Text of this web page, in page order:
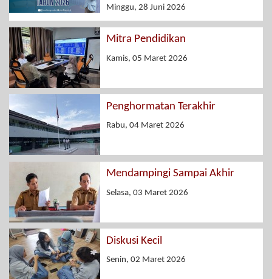
Minggu, 28 Juni 2026
Mitra Pendidikan
Kamis, 05 Maret 2026
Penghormatan Terakhir
Rabu, 04 Maret 2026
Mendampingi Sampai Akhir
Selasa, 03 Maret 2026
Diskusi Kecil
Senin, 02 Maret 2026